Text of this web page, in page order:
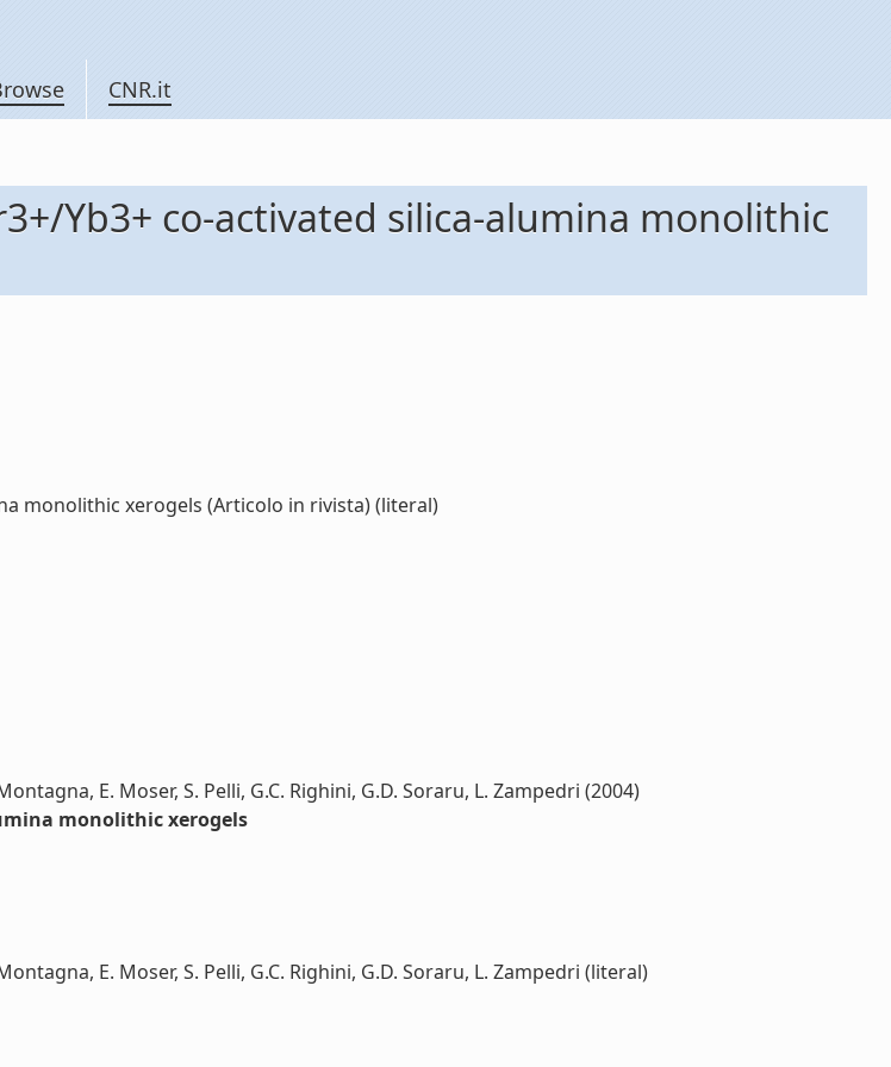
CNR.it
Yb3+ co-activated silica-alumina monolithic
monolithic xerogels (Articolo in rivista) (literal)
E. Moser, S. Pelli, G.C. Righini, G.D. Soraru, L. Zampedri (2004)
monolithic xerogels
E. Moser, S. Pelli, G.C. Righini, G.D. Soraru, L. Zampedri (literal)